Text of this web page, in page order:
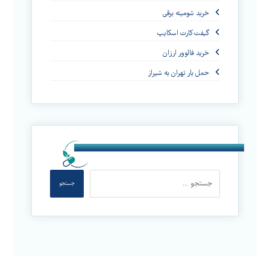
خرید شومینه برقی
گیفت کارت اسکایپ
خرید فالوور ارزان
حمل بار تهران به شیراز
جستجو